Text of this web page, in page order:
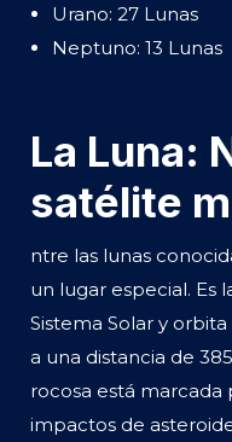
Urano: 27 Lunas
Neptuno: 13 Lunas
La Luna:
satélite
ntre las lunas
un lugar especial. Es
Sistema Solar y
a una distancia de
rocosa está marcada
impactos de